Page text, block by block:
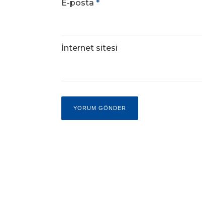
E-posta *
İnternet sitesi